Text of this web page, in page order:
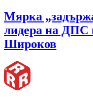
Мярка
лидера на ДПС
Широков